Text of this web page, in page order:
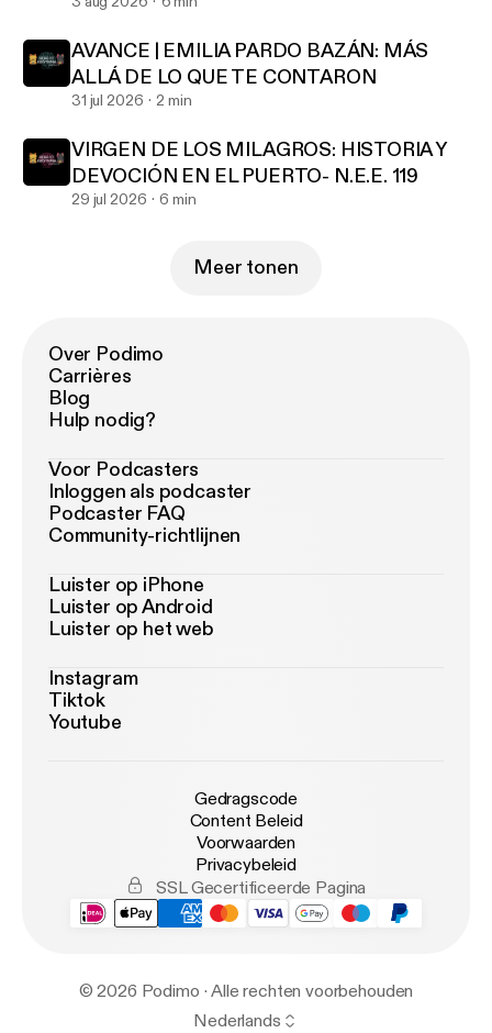
AVANCE | EMILIA PARDO BAZÁN: MÁS
ALLÁ DE LO QUE TE CONTARON
31 jul 2026 2 min
VIRGEN DE LOS MILAGROS: HISTORIA Y
DEVOCIÓN EN EL PUERTO- N.E.E. 119
29 jul 2026 6 min
Meer tonen
Over Podimo
Carrières
Blog
Hulp nodig?
Voor Podcasters
Inloggen als podcaster
Podcaster FAQ
Community-richtlijnen
Luister op iPhone
Luister op Android
Luister op het web
Instagram
Tiktok
Youtube
Gedragscode
Content Beleid
Voorwaarden
Privacybeleid
SSL Gecertificeerde Pagina
© 2026 Podimo · Alle rechten voorbehouden
Nederlands